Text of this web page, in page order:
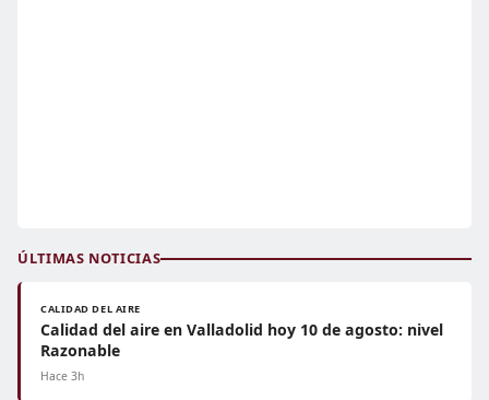
ÚLTIMAS NOTICIAS
CALIDAD DEL AIRE
Calidad del aire en Valladolid hoy 10 de agosto: nivel
Razonable
Hace 3h